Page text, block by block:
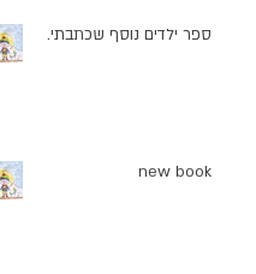
ספר ילדים נוסף שכתבתי.
new book